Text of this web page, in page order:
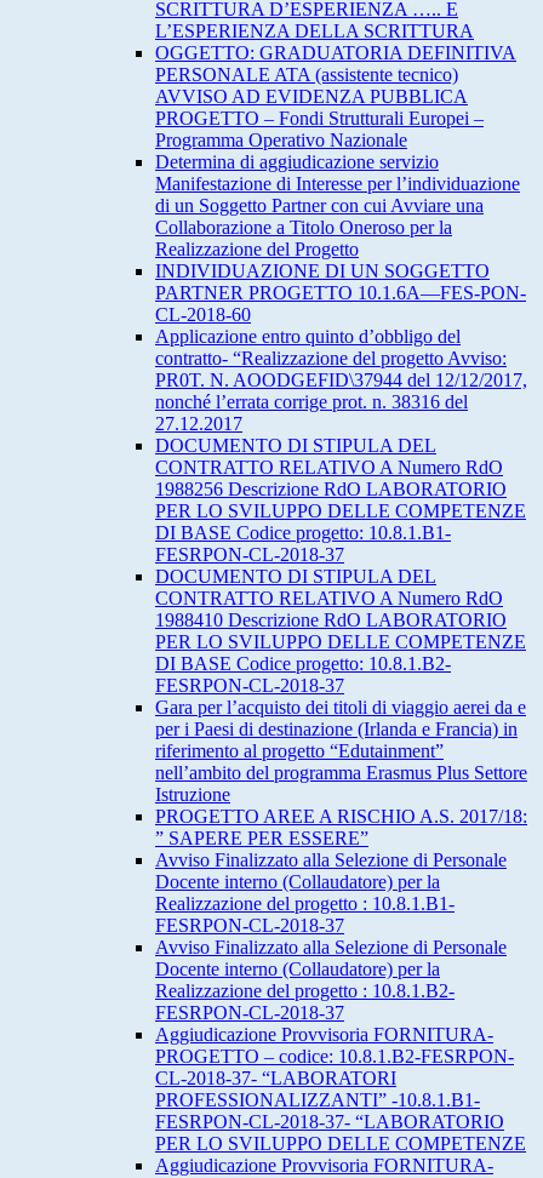
SCRITTURA D’ESPERIENZA ….. E
L’ESPERIENZA DELLA SCRITTURA
OGGETTO: GRADUATORIA DEFINITIVA
PERSONALE ATA (assistente tecnico)
AVVISO AD EVIDENZA PUBBLICA
PROGETTO – Fondi Strutturali Europei –
Programma Operativo Nazionale
Determina di aggiudicazione servizio
Manifestazione di Interesse per l’individuazione
di un Soggetto Partner con cui Avviare una
Collaborazione a Titolo Oneroso per la
Realizzazione del Progetto
INDIVIDUAZIONE DI UN SOGGETTO
PARTNER PROGETTO 10.1.6A—FES-PON-
CL-2018-60
Applicazione entro quinto d’obbligo del
contratto- “Realizzazione del progetto Avviso:
PR0T. N. AOODGEFID\37944 del 12/12/2017,
nonché l’errata corrige prot. n. 38316 del
27.12.2017
DOCUMENTO DI STIPULA DEL
CONTRATTO RELATIVO A Numero RdO
1988256 Descrizione RdO LABORATORIO
PER LO SVILUPPO DELLE COMPETENZE
DI BASE Codice progetto: 10.8.1.B1-
FESRPON-CL-2018-37
DOCUMENTO DI STIPULA DEL
CONTRATTO RELATIVO A Numero RdO
1988410 Descrizione RdO LABORATORIO
PER LO SVILUPPO DELLE COMPETENZE
DI BASE Codice progetto: 10.8.1.B2-
FESRPON-CL-2018-37
Gara per l’acquisto dei titoli di viaggio aerei da e
per i Paesi di destinazione (Irlanda e Francia) in
riferimento al progetto “Edutainment”
nell’ambito del programma Erasmus Plus Settore
Istruzione
PROGETTO AREE A RISCHIO A.S. 2017/18:
” SAPERE PER ESSERE”
Avviso Finalizzato alla Selezione di Personale
Docente interno (Collaudatore) per la
Realizzazione del progetto : 10.8.1.B1-
FESRPON-CL-2018-37
Avviso Finalizzato alla Selezione di Personale
Docente interno (Collaudatore) per la
Realizzazione del progetto : 10.8.1.B2-
FESRPON-CL-2018-37
Aggiudicazione Provvisoria FORNITURA-
PROGETTO – codice: 10.8.1.B2-FESRPON-
CL-2018-37- “LABORATORI
PROFESSIONALIZZANTI” -10.8.1.B1-
FESRPON-CL-2018-37- “LABORATORIO
PER LO SVILUPPO DELLE COMPETENZE
Aggiudicazione Provvisoria FORNITURA-